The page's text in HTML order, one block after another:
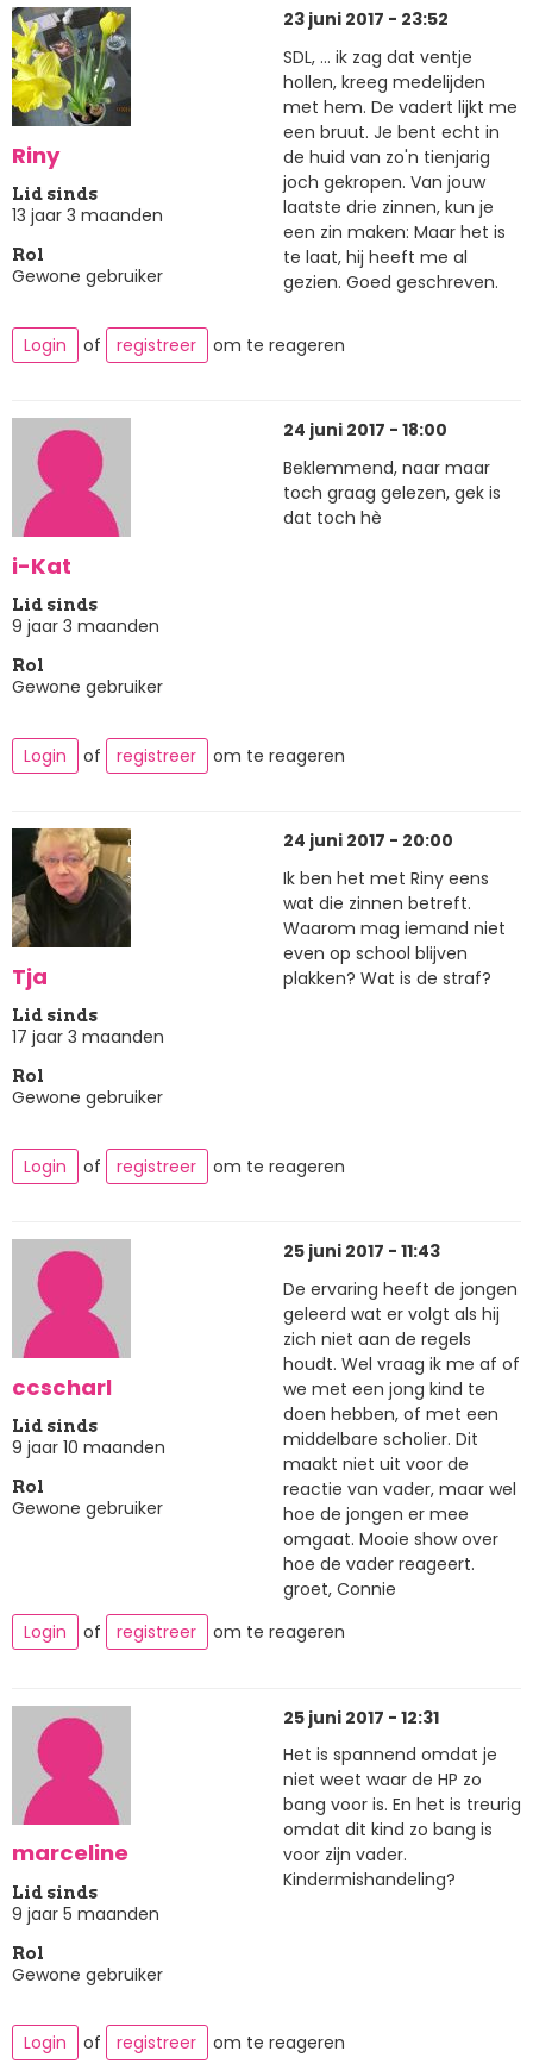
Riny
Lid sinds
13 jaar 3 maanden
Rol
Gewone gebruiker
23 juni 2017 - 23:52
SDL, ... ik zag dat ventje
hollen, kreeg medelijden
met hem. De vadert lijkt me
een bruut. Je bent echt in
de huid van zo'n tienjarig
joch gekropen. Van jouw
laatste drie zinnen, kun je
een zin maken: Maar het is
te laat, hij heeft me al
gezien. Goed geschreven.
Login of registreer om te reageren
i-Kat
Lid sinds
9 jaar 3 maanden
Rol
Gewone gebruiker
24 juni 2017 - 18:00
Beklemmend, naar maar
toch graag gelezen, gek is
dat toch hè
Login of registreer om te reageren
Tja
Lid sinds
17 jaar 3 maanden
Rol
Gewone gebruiker
24 juni 2017 - 20:00
Ik ben het met Riny eens
wat die zinnen betreft.
Waarom mag iemand niet
even op school blijven
plakken? Wat is de straf?
Login of registreer om te reageren
ccscharl
Lid sinds
9 jaar 10 maanden
Rol
Gewone gebruiker
25 juni 2017 - 11:43
De ervaring heeft de jongen
geleerd wat er volgt als hij
zich niet aan de regels
houdt. Wel vraag ik me af of
we met een jong kind te
doen hebben, of met een
middelbare scholier. Dit
maakt niet uit voor de
reactie van vader, maar wel
hoe de jongen er mee
omgaat. Mooie show over
hoe de vader reageert.
groet, Connie
Login
of registreer om te reageren
marceline
Lid sinds
9 jaar 5 maanden
Rol
Gewone gebruiker
25 juni 2017 - 12:31
Het is spannend omdat je
niet weet waar de HP zo
bang voor is. En het is treurig
omdat dit kind zo bang is
voor zijn vader.
Kindermishandeling?
Login of registreer om te reageren